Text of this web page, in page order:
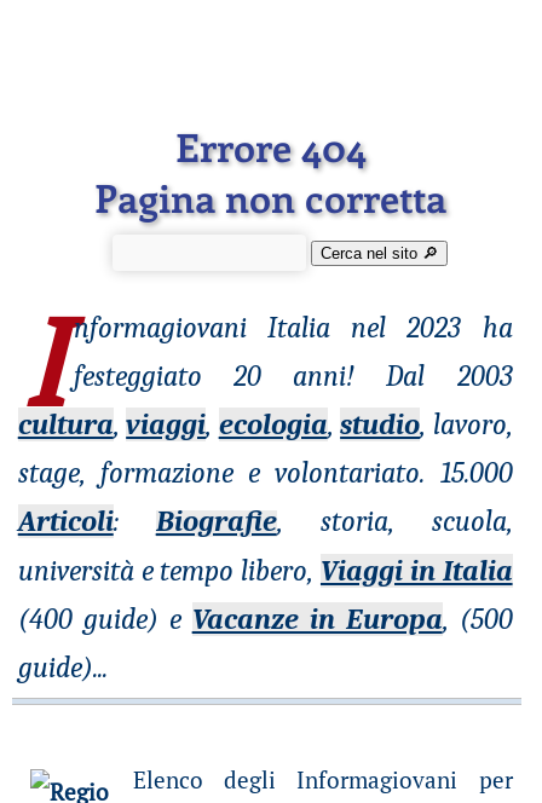
Errore 404
Pagina non corretta
Cerca nel sito 🔎︎
I nformagiovaniItalia nel 2023 ha
festeggiato 20 anni! Dal 2003
cultura,viaggi, ecologia,studio, lavoro,
stage, formazione e volontariato. 15.000
Articoli: Biografie, storia, scuola,
università e tempo libero, Viaggi in Italia
(400 guide) e Vacanze in Europa, (500
guide)...
Elenco degli Informagiovani per